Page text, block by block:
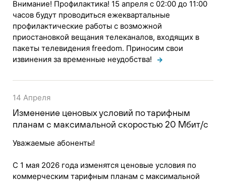
Внимание! Профилактика! 15 апреля с 02:00 до 11:00
часов будут проводиться ежеквартальные
профилактические работы с возможной
приостановкой вещания телеканалов, входящих в
пакеты телевидения freedom. Приносим свои
извинения за временные неудобства!
14 Апреля
Изменение ценовых условий по тарифным
планам с максимальной скоростью 20 Мбит/с
Уважаемые абоненты!
С 1 мая 2026 года изменятся ценовые условия по
коммерческим тарифным планам с максимальной